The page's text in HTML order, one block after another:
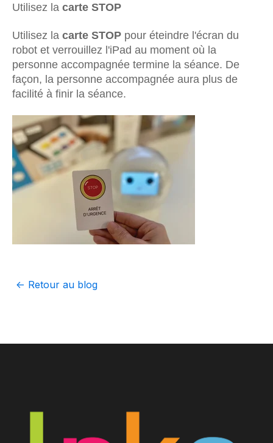
Utilisez la carte STOP
Utilisez la carte STOP pour éteindre l'écran du
robot et verrouillez l'iPad au moment où la
personne accompagnée termine la séance. De
façon, la personne accompagnée aura plus de
facilité à finir la séance.
<- Retour au blog